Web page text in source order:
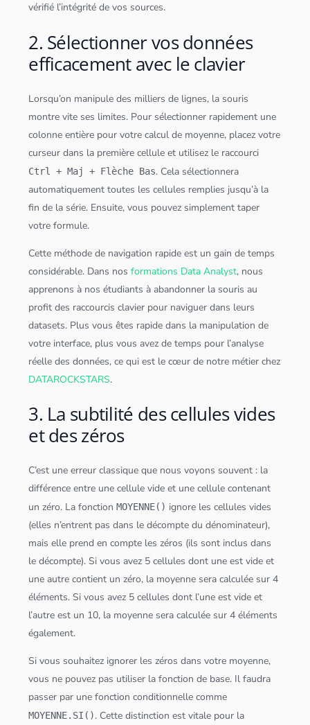
vérifié l’intégrité de vos sources.
2. Sélectionner vos données
efficacement avec le clavier
Lorsqu’on manipule des milliers de lignes, la souris
montre vite ses limites. Pour sélectionner rapidement une
colonne entière pour votre calcul de moyenne, placez votre
curseur dans la première cellule et utilisez le raccourci
Ctrl + Maj + Flèche Bas. Cela sélectionnera
automatiquement toutes les cellules remplies jusqu’à la
fin de la série. Ensuite, vous pouvez simplement taper
votre formule.
Cette méthode de navigation rapide est un gain de temps
considérable. Dans nosformations Data Analyst, nous
apprenons à nos étudiants à abandonner la souris au
profit des raccourcis clavier pour naviguer dans leurs
datasets. Plus vous êtes rapide dans la manipulation de
votre interface, plus vous avez de temps pour l’analyse
réelle desdonnées, ce qui est le cœur de notre métier chez
DATAROCKSTARS.
3. La subtilité des cellules vides
et des zéros
C’est une erreur classique que nous voyons souvent : la
différence entre une cellule vide et une cellule contenant
un zéro. La fonctionMOYENNE() ignore les cellules vides
(elles n’entrent pas dans le décompte du dénominateur),
mais elle prend en compte les zéros (ils sont inclus dans
le décompte). Si vous avez 5 cellules dont une est vide et
une autre contient un zéro, la moyenne sera calculée sur 4
éléments. Si vous avez 5 cellules dont l’une est vide et
l’autre est un 10, la moyenne sera calculée sur 4 éléments
également.
Si vous souhaitez ignorer les zéros dans votre moyenne,
vous ne pouvez pas utiliser la fonction de base. Il faudra
passer par une fonction conditionnelle comme
MOYENNE.SI(). Cette distinction est vitale pour la